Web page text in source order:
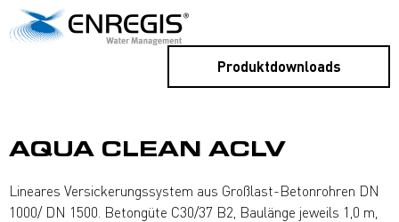
Produktdownloads
AQUA CLEAN ACLV
Lineares Versickerungssystem aus Großlast-Betonrohren DN
1000/ DN 1500. Betongüte C30/37 B2, Baulänge jeweils 1,0 m,